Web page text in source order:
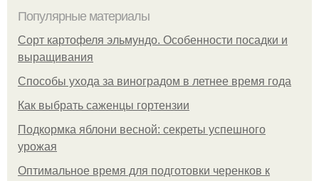
Популярные материалы
Сорт картофеля эльмундо. Особенности посадки и
выращивания
Способы ухода за виноградом в летнее время года
Как выбрать саженцы гортензии
Подкормка яблони весной: секреты успешного
урожая
Оптимальное время для подготовки черенков к